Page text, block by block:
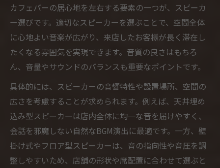
カフェバーの居心地を左右する要素の一つが、スピーカ
ー選びです。適切なスピーカーを選ぶことで、空間全体
に心地よい音楽が広がり、来店したお客様が長く滞在し
たくなる雰囲気を実現できます。音質の良さはもちろ
ん、音量やサウンドのバランスも重要なポイントです。
具体的には、スピーカーの音響特性や設置場所、空間の
広さを考慮することが求められます。例えば、天井埋め
込み型スピーカーは店内全体に均一な音を届けやすく、
会話を邪魔しない自然なBGM演出に最適です。一方、壁
掛け式やフロア型スピーカーは、音の指向性や音圧を調
整しやすいため、店舗の形状や席配置に合わせて選ぶと